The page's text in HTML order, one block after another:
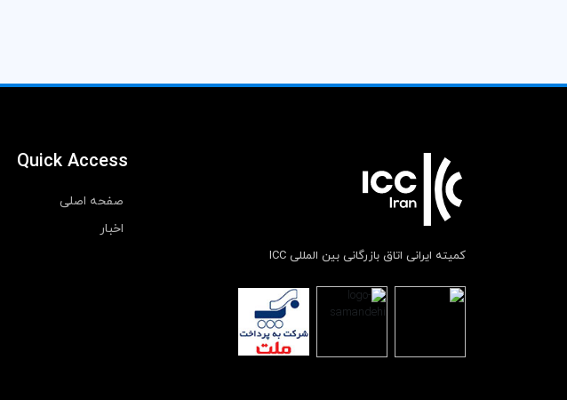
کمیته ایرانی اتاق بازرگانی بین المللی ICC
Quick Access
صفحه اصلی
اخبار